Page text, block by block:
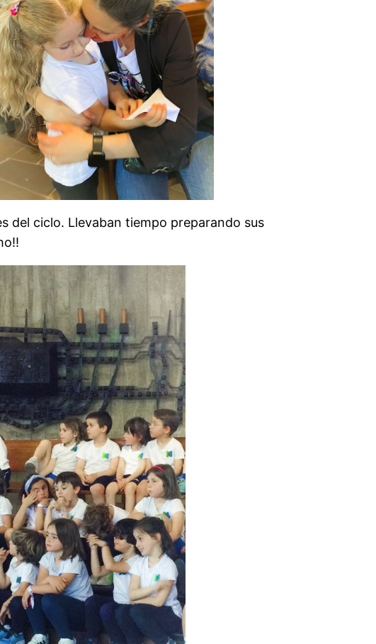
del ciclo. Llevaban tiempo preparando sus